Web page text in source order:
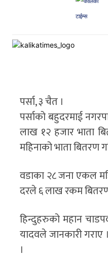
पर्सा, ३ चैत ।
पर्साको बहुदरमाई
लाख १२ हजार भाता
महिनाको भाता बितरण
वडाका २८ जना एकल
दरले ६ लाख रकम बितरण
हिन्दुहरुको महान
यादवले जानकारी गराए
।